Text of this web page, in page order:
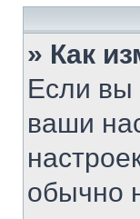
» Как
Если вы
ваши
обычно